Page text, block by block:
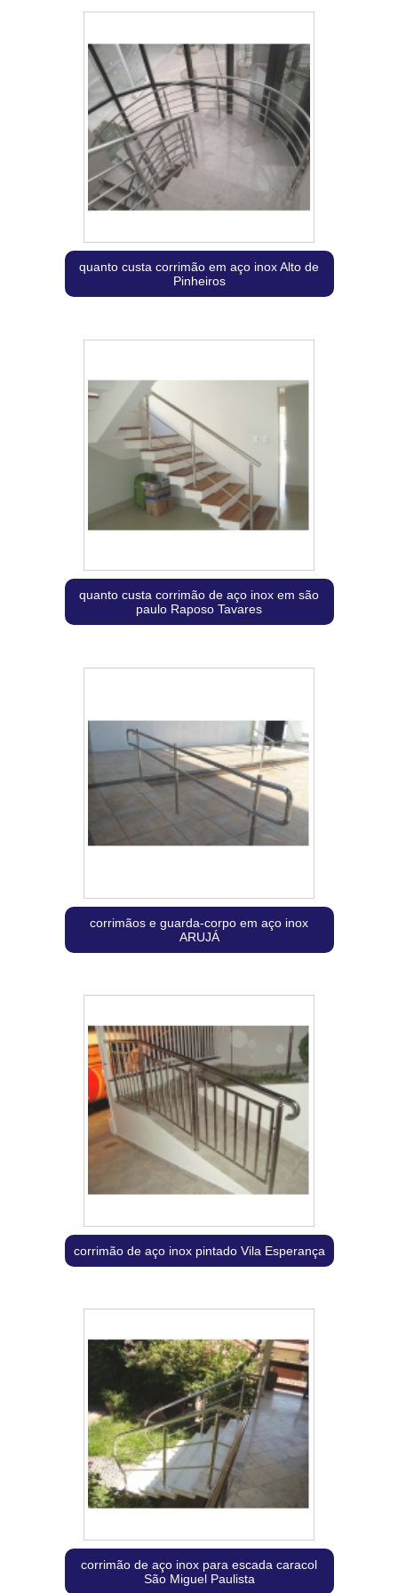
quanto custa corrimão em aço inox Alto de
Pinheiros
quanto custa corrimão de aço inox em são
paulo Raposo Tavares
corrimãos e guarda-corpo em aço inox
ARUJÁ
corrimão de aço inox pintado Vila Esperança
corrimão de aço inox para escada caracol
São Miguel Paulista